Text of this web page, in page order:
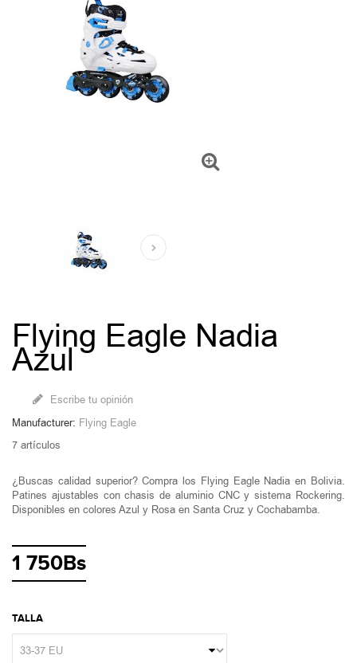
Flying Eagle Nadia
Azul
Escribe tu opinión
Manufacturer: Flying Eagle
7 artículos
¿Buscas calidad superior? Compra los Flying Eagle Nadia en Bolivia.
Patines ajustables con chasis de aluminio CNC y sistema Rockering.
Disponibles en colores Azul y Rosa en Santa Cruz y Cochabamba.
1 750Bs
TALLA